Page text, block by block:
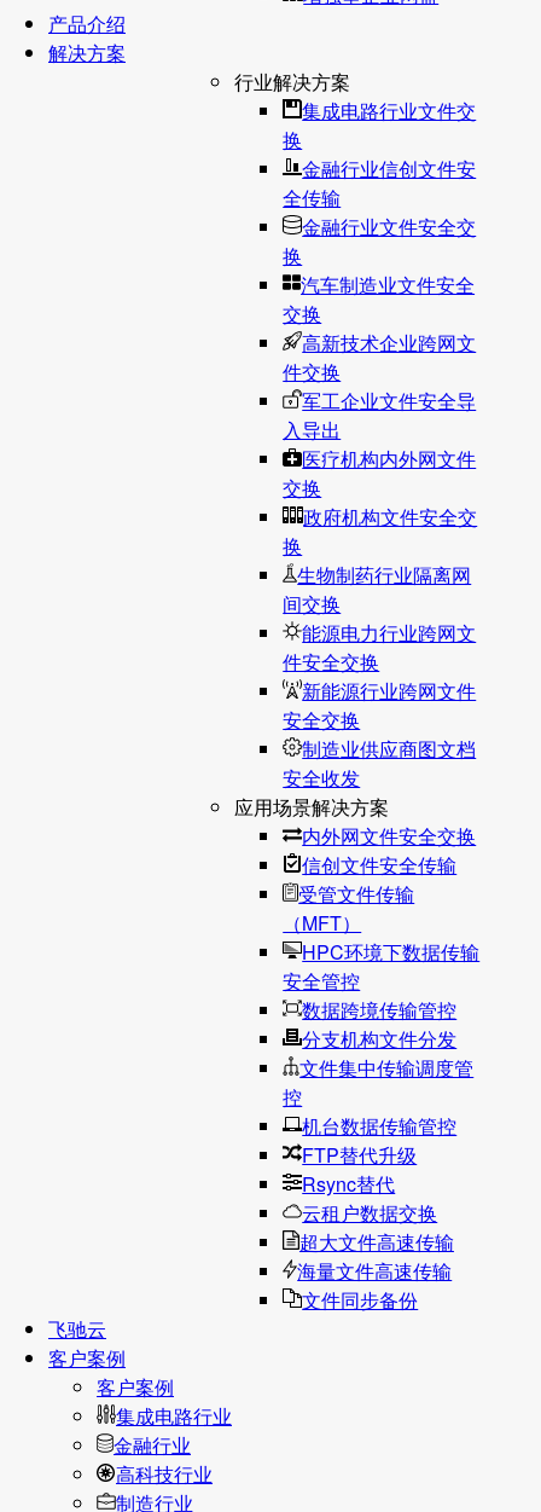
产品介绍
解决方案
行业解决方案
集成电路行业文件交
换
金融行业信创文件安
全传输
金融行业文件安全交
换
汽车制造业文件安全
交换
高新技术企业跨网文
件交换
军工企业文件安全导
入导出
医疗机构内外网文件
交换
政府机构文件安全交
换
生物制药行业隔离网
间交换
能源电力行业跨网文
件安全交换
新能源行业跨网文件
安全交换
制造业供应商图文档
安全收发
应用场景解决方案
内外网文件安全交换
信创文件安全传输
受管文件传输
（MFT）
HPC环境下数据传输
安全管控
数据跨境传输管控
分支机构文件分发
文件集中传输调度管
控
机台数据传输管控
FTP替代升级
Rsync替代
云租户数据交换
超大文件高速传输
海量文件高速传输
文件同步备份
飞驰云
客户案例
客户案例
集成电路行业
金融行业
高科技行业
制造行业